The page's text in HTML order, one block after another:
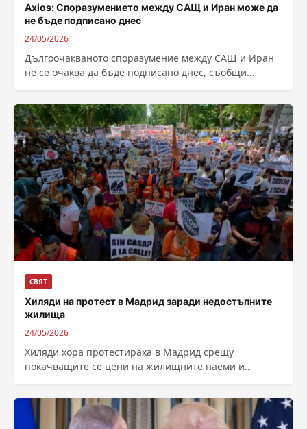
Axios: Споразумението между САЩ и Иран може да
не бъде подписано днес
24/05/2026
Дългоочакваното споразумение между САЩ и Иран
не се очаква да бъде подписано днес, съобщи
СВЯТ
Хиляди на протест в Мадрид заради недостъпните
жилища
24/05/2026
Хиляди хора протестираха в Мадрид срещу
покачващите се цени на жилищните наеми и